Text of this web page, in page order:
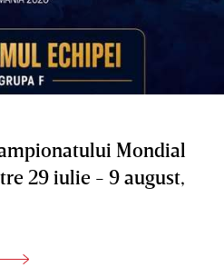
Mondial
29 iulie - 9 august,